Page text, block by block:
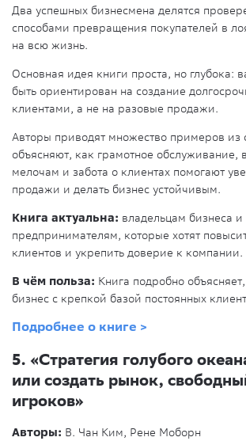
Два успешных бизнесмена делятся
способами превращения покупателей в
на всю жизнь.
Основная идея книги проста, но глубока:
быть ориентирован на создание
клиентами, а не на разовые продажи.
Авторы приводят множество примеров из
объясняют, как грамотное обслуживание,
мелочам и забота о клиентах помогают
продажи и делать бизнес устойчивым.
Книга актуальна: владельцам бизнеса и
предпринимателям, которые хотят
клиентов и укрепить доверие к компании.
В чём польза: Книга подробно
бизнес с крепкой базой постоянных
Подробнее о книге >
5. «Стратегия голубого
или создать рынок,
игроков»
Авторы: В. Чан Ким, Рене Моборн